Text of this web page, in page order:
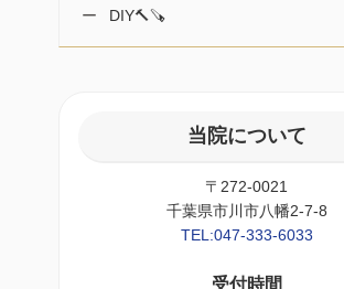
DIY🔨🪚
当院について
〒272-0021
千葉県市川市八幡2-7-8
TEL:047-333-6033
受付時間